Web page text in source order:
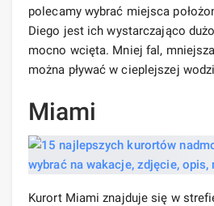
polecamy wybrać miejsca
Diego jest ich wystarczająco
mocno wcięta. Mniej fal,
można pływać w cieplejszej
Miami
Kurort Miami znajduje się w